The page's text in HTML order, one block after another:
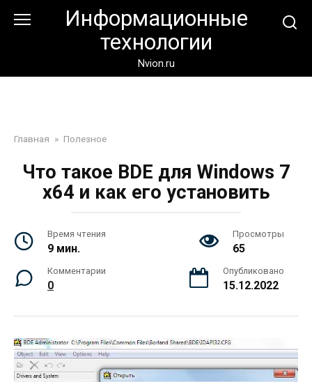
Информационные
технологии
Nvion.ru
Главная » Полезное
Что такое BDE для Windows 7
x64 и как его установить
Время чтения
9 мин.
Просмотры
65
Комментарии
0
Опубликовано
15.12.2022